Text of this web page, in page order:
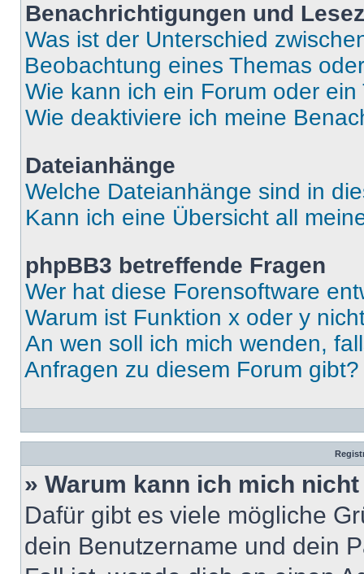
Benachrichtigungen und
Was ist der Unterschied
Beobachtung eines Themas
Wie kann ich ein Forum oder
Wie deaktiviere ich meine
Dateianhänge
Welche Dateianhänge sind in
Kann ich eine Übersicht all
phpBB3 betreffende Fragen
Wer hat diese Forensoftware
Warum ist Funktion x oder y
An wen soll ich mich wenden,
Anfragen zu diesem Forum gibt?
» Warum kann ich mich
Dafür gibt es viele mögliche
dein Benutzername und dein